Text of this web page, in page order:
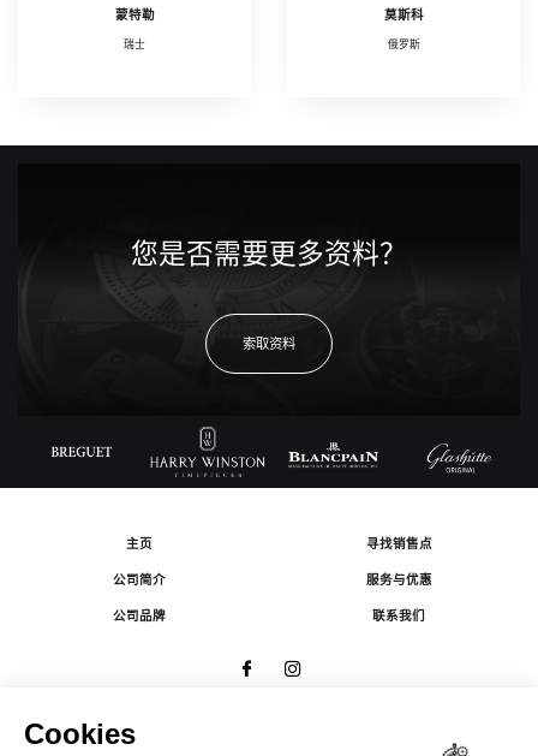
蒙特勒
瑞士
莫斯科
俄罗斯
您是否需要更多资料？
索取资料
主页
公司简介
公司品牌
寻找销售点
服务与优惠
联系我们